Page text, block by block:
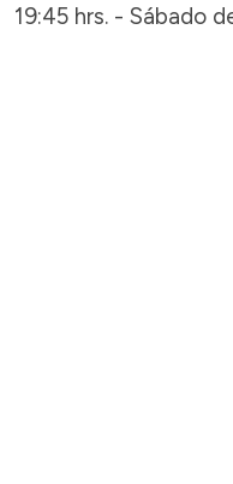
19:45 hrs. - Sábado